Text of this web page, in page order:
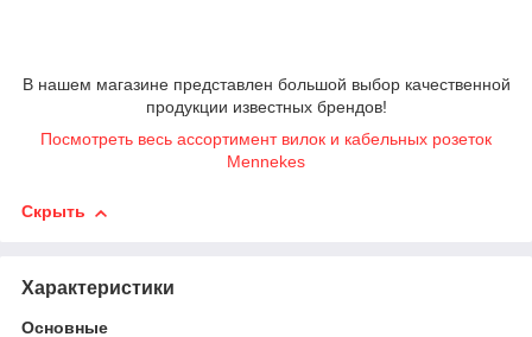
В нашем магазине представлен большой выбор качественной
продукции известных брендов!
Посмотреть весь ассортимент вилок и кабельных розеток
Mennekes
Скрыть
Характеристики
Основные